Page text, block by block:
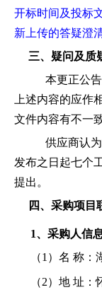
开标时间及投标
新上传的答疑澄
三、疑问及质
本更正公
上述内容的应作
文件内容有不一
供应商认
发布之日起七个
提出。
四、采购项目
1、采购人信
（1）名 称：
（2）地 址：